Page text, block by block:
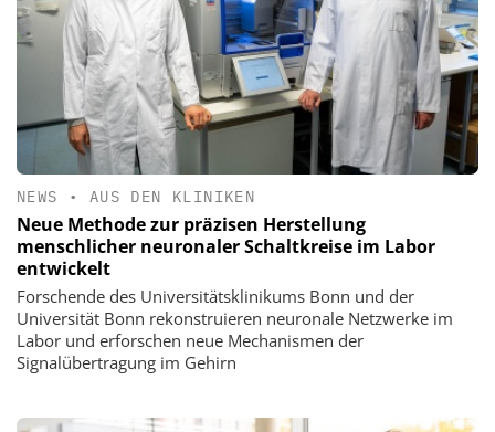
NEWS • AUS DEN KLINIKEN
Neue Methode zur präzisen Herstellung
menschlicher neuronaler Schaltkreise im Labor
entwickelt
Forschende des Universitätsklinikums Bonn und der
Universität Bonn rekonstruieren neuronale Netzwerke im
Labor und erforschen neue Mechanismen der
Signalübertragung im Gehirn